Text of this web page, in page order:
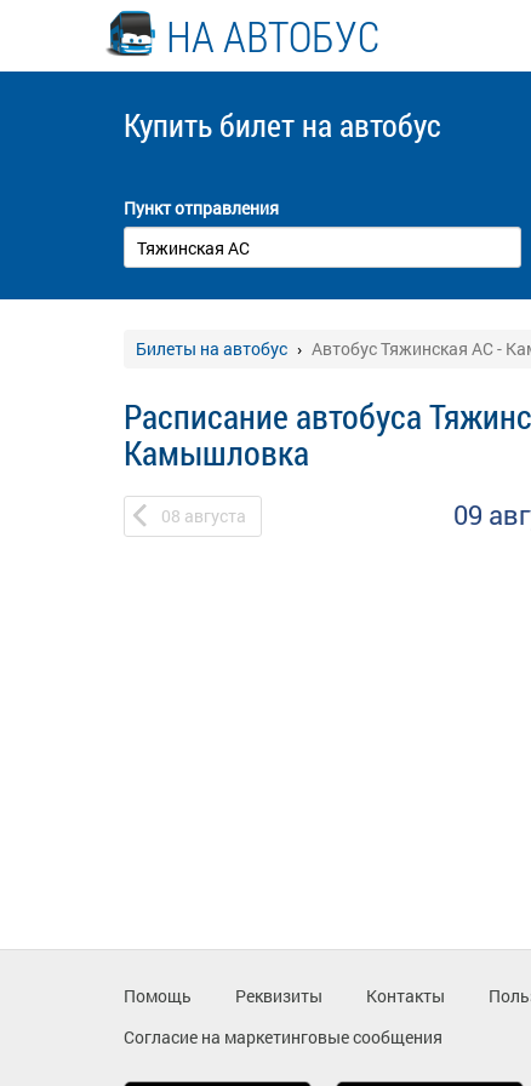
НА АВТОБУС
Купить билет на автобус
Пункт отправления
Билеты на автобус Автобус Тяжинская АС -
Расписание автобуса
Камышловка
08 августа 09
Помощь Реквизиты Контакты
Согласие на маркетинговые сообщения